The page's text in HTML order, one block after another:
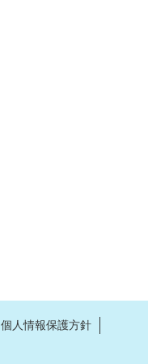
個人情報保護方針